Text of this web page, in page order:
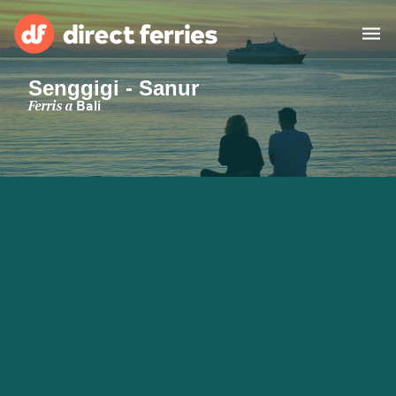
Països
Bitllets de Ferry
Senggigi - Sanur
Ferris aBali